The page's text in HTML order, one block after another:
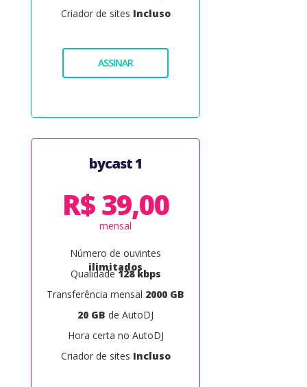
Criador de sites Incluso
ASSINAR
bycast 1
R$ 39,00
mensal
Número de ouvintes
ilimitados
Qualidade128 kbps
Transferência mensal 2000 GB
20 GB de AutoDJ
Hora certa no AutoDJ
Criador de sites Incluso